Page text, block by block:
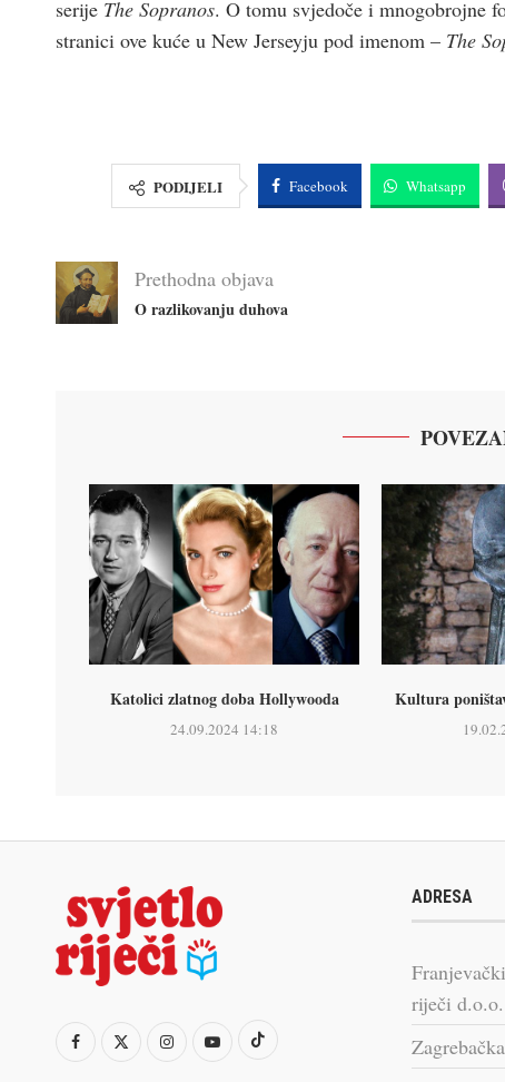
serije The Sopranos. O tomu svjedoče i mnogobrojne
stranici ove kuće u New Jerseyju pod imenom – The
PODIJELI Facebook Whatsapp
Prethodna objava
O razlikovanju duhova
Katolici zlatnog doba Hollywooda
24.09.2024 14:18
Kultura
ADRESA
riječi d.o.o.